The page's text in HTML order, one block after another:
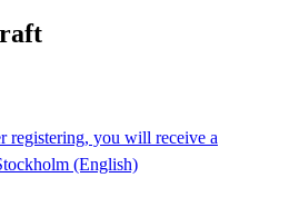
registering, you will receive a
(English)